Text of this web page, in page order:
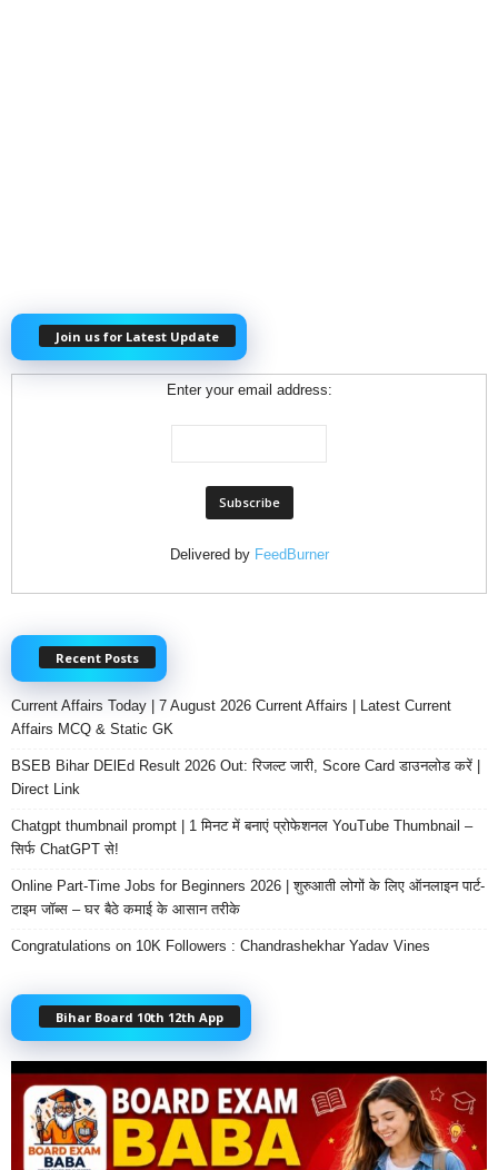
Join us for Latest Update
Enter your email address:
Delivered by FeedBurner
Recent Posts
Current Affairs Today | 7 August 2026 Current Affairs | Latest Current
Affairs MCQ & Static GK
BSEB Bihar DElEd Result 2026 Out: रिजल्ट जारी, Score Card डाउनलोड करें |
Direct Link
Chatgpt thumbnail prompt | 1 मिनट में बनाएं प्रोफेशनल YouTube Thumbnail –
सिर्फ ChatGPT से!
Online Part-Time Jobs for Beginners 2026 | शुरुआती लोगों के लिए ऑनलाइन पार्ट-
टाइम जॉब्स – घर बैठे कमाई के आसान तरीके
Congratulations on 10K Followers : Chandrashekhar Yadav Vines
Bihar Board 10th 12th App